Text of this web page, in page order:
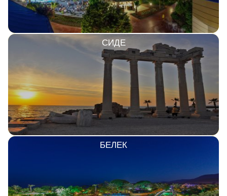
СИДЕ
БЕЛЕК